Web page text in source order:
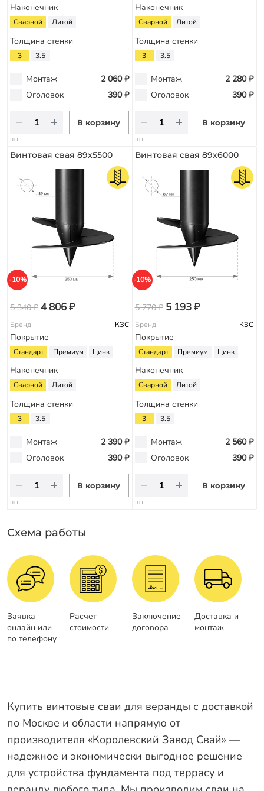
Наконечник
Сварной Литой
Толщина стенки
3 3.5
Монтаж
2 060 ₽
Оголовок
390 ₽
В корзину
шт
Наконечник
Сварной Литой
Толщина стенки
3 3.5
Монтаж
2 280 ₽
Оголовок
390 ₽
В корзину
шт
Винтовая свая 89х5500
-10%
5 340 ₽ 4 806 ₽
Бренд КЗС
Покрытие
Стандарт Премиум Цинк
Наконечник
Сварной Литой
Толщина стенки
3 3.5
Монтаж
2 390 ₽
Оголовок
390 ₽
В корзину
шт
Винтовая свая 89х6000
-10%
5 770 ₽ 5 193 ₽
Бренд КЗС
Покрытие
Стандарт Премиум Цинк
Наконечник
Сварной Литой
Толщина стенки
3 3.5
Монтаж
2 560 ₽
Оголовок
390 ₽
В корзину
шт
Схема работы
Заявка
онлайн или
по телефону
Расчет
стоимости
Заключение
договора
Доставка и
монтаж
Купить винтовые сваи для веранды с доставкой
по Москве и области напрямую от
производителя «Королевский Завод Свай» —
надежное и экономически выгодное решение
для устройства фундамента под террасу и